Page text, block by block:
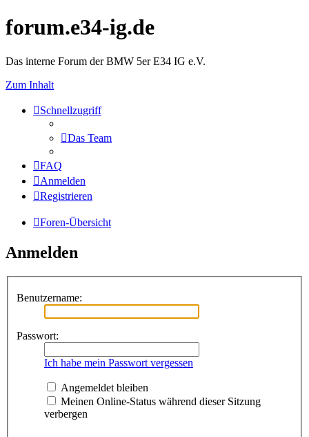
forum.e34-ig.de
Das interne Forum der BMW 5er E34 IG e.V.
Zum Inhalt
Schnellzugriff
Das Team
FAQ
Anmelden
Registrieren
Foren-Übersicht
Anmelden
Benutzername:
Passwort:
Ich habe mein Passwort vergessen
Angemeldet bleiben
Meinen Online-Status während dieser Sitzung
verbergen